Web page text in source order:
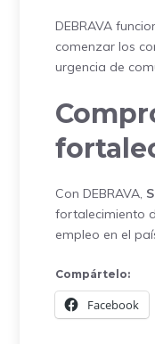
DEBRAVA
comenzar los
urgencia de
Con DEBRAVA,
fortalecimiento
empleo en el
Compártelo:
Facebook